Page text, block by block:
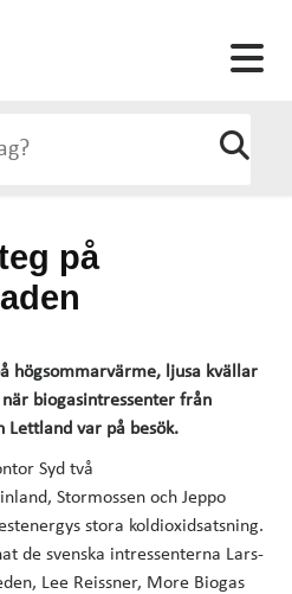
på
högsommarvärme, ljusa kvällar
biogasintressenter från
Lettland var på besök.
Syd två
Stormossen och Jeppo
stora koldioxidsatsning.
de svenska intressenterna Lars-
Lee Reissner, More Biogas